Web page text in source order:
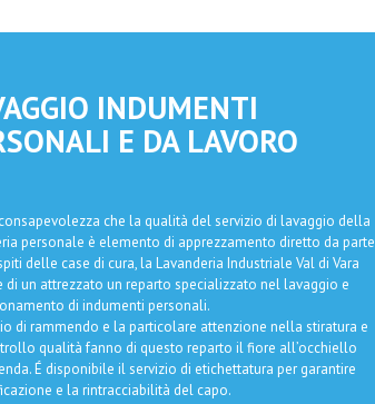
INDUMENTI
E DA LAVORO
che la qualità del servizio di lavaggio della
personale è elemento di apprezzamento diretto da parte
delle case di cura, la Lavanderia Industriale Val di Vara
di un attrezzato un reparto specializzato nel lavaggio e
di indumenti personali.
di rammendo e la particolare attenzione nella stiratura e
qualità fanno di questo reparto il fiore all’occhiello
É disponibile il servizio di etichettatura per garantire
e la rintracciabilità del capo.